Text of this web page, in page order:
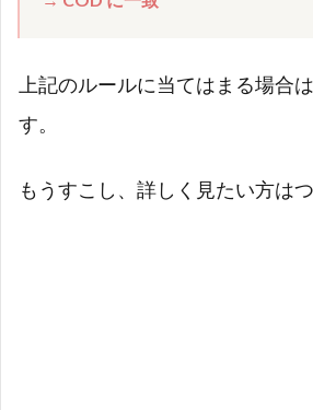
名動
形容
詞や
が続
上記のルールに当てはまる場合
す。
もうすこし、詳しく見たい方は